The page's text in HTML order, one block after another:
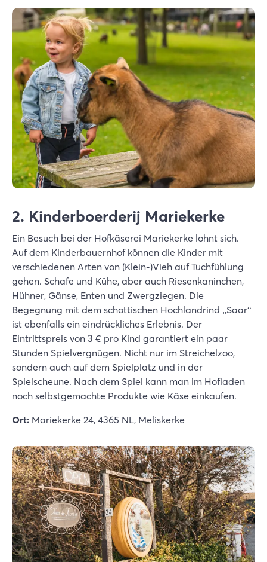
2. Kinderboerderij Mariekerke
Ein Besuch bei der Hofkäserei Mariekerke lohnt sich.
Auf dem Kinderbauernhof können die Kinder mit
verschiedenen Arten von (Klein-)Vieh auf Tuchfühlung
gehen. Schafe und Kühe, aber auch Riesenkaninchen,
Hühner, Gänse, Enten und Zwergziegen. Die
Begegnung mit dem schottischen Hochlandrind „Saar“
ist ebenfalls ein eindrückliches Erlebnis. Der
Eintrittspreis von 3 € pro Kind garantiert ein paar
Stunden Spielvergnügen. Nicht nur im Streichelzoo,
sondern auch auf dem Spielplatz und in der
Spielscheune. Nach dem Spiel kann man im Hofladen
noch selbstgemachte Produkte wie Käse einkaufen.
Ort: Mariekerke 24, 4365 NL, Meliskerke